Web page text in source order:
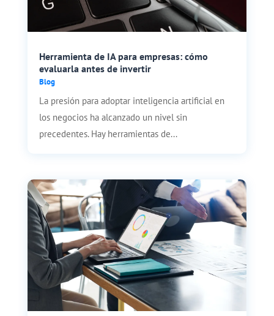
Herramienta de IA para empresas: cómo
evaluarla antes de invertir
Blog
La presión para adoptar inteligencia artificial en
los negocios ha alcanzado un nivel sin
precedentes. Hay herramientas de...